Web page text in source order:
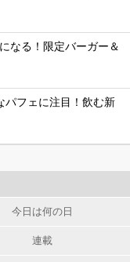
なる！限定バーガー＆
パフェに注目！飲む新
今日は何の日
連載